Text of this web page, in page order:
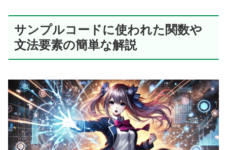
サンプルコードに使われた関数や
文法要素の簡単な解説